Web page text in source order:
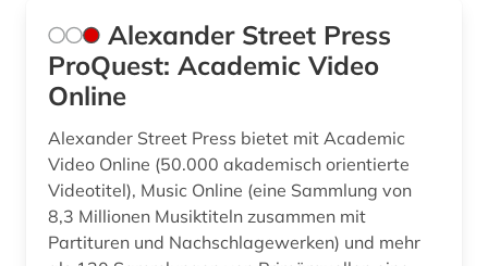
film (1)
finanzwissenschaft (1)
finnland (1)
flugschrift (1)
Alexander Street Press
ProQuest: Academic Video
Online
Alexander Street Press bietet mit Academic
Video Online (50.000 akademisch orientierte
Videotitel), Music Online (eine Sammlung von
8,3 Millionen Musiktiteln zusammen mit
Partituren und Nachschlagewerken) und mehr